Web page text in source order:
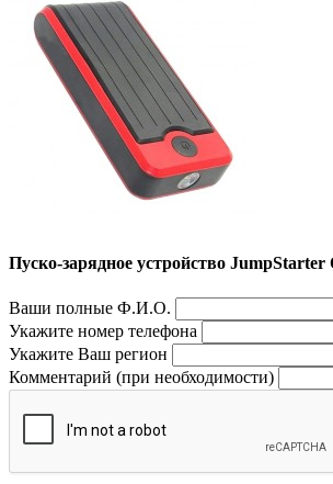
Пуско-зарядное устройство JumpStarter
Ваши полные Ф.И.О.
Укажите номер телефона
Укажите Ваш регион
Комментарий (при необходимости)